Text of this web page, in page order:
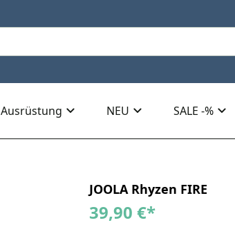
Ausrüstung NEU SALE -%
JOOLA Rhyzen FIRE
39,90 €*